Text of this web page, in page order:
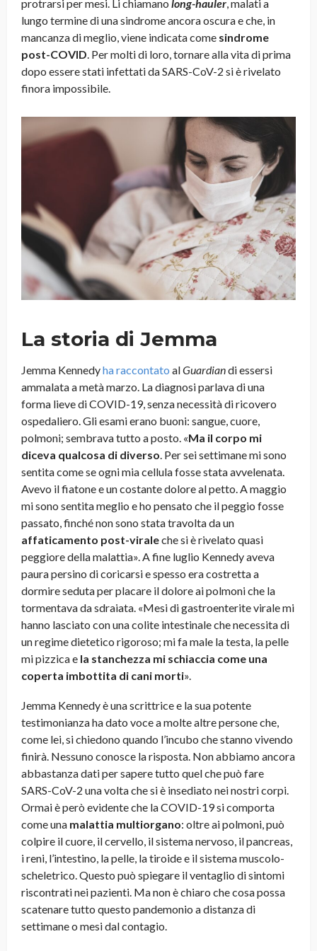
protrarsi per mesi. Li chiamano long-hauler, malati a
lungo termine di una sindrome ancora oscura e che, in
mancanza di meglio, viene indicata come sindrome
post-COVID. Per molti di loro, tornare alla vita di prima
dopo essere stati infettati da SARS-CoV-2 si è rivelato
finora impossibile.
La storia di Jemma
Jemma Kennedyha raccontato alGuardiandi essersi
ammalata a metà marzo. La diagnosi parlava di una
forma lieve di COVID-19, senza necessità di ricovero
ospedaliero. Gli esami erano buoni: sangue, cuore,
polmoni; sembrava tutto a posto. «Ma il corpo mi
diceva qualcosa di diverso. Per sei settimane mi sono
sentita come se ogni mia cellula fosse stata avvelenata.
Avevo il fiatone e un costante dolore al petto. A maggio
mi sono sentita meglio e ho pensato che il peggio fosse
passato, finché non sono stata travolta da un
affaticamento post-viraleche si è rivelato quasi
peggiore della malattia». A fine luglio Kennedy aveva
paura persino di coricarsi e spesso era costretta a
dormire seduta per placare il dolore ai polmoni che la
tormentava da sdraiata. «Mesi di gastroenterite virale mi
hanno lasciato con una colite intestinale che necessita di
un regime dietetico rigoroso; mi fa male la testa, la pelle
mi pizzica e la stanchezza mi schiaccia come una
coperta imbottita di cani morti».
Jemma Kennedy è una scrittrice e la sua potente
testimonianza ha dato voce a molte altre persone che,
come lei, si chiedono quando l’incubo che stanno vivendo
finirà. Nessuno conosce la risposta. Non abbiamo ancora
abbastanza dati per sapere tutto quel che può fare
SARS-CoV-2 una volta che si è insediato nei nostri corpi.
Ormai è però evidente che la COVID-19 si comporta
come una malattia multiorgano: oltre ai polmoni, può
colpire il cuore, il cervello, il sistema nervoso, il pancreas,
i reni, l’intestino, la pelle, la tiroide e il sistema muscolo-
scheletrico. Questo può spiegare il ventaglio di sintomi
riscontrati nei pazienti. Ma non è chiaro che cosa possa
scatenare tutto questo pandemonio a distanza di
settimane o mesi dal contagio.